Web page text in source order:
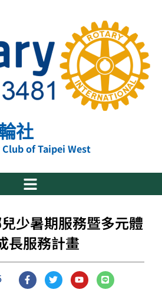
社
of Taipei West
少暑期服務暨多元體
長服務計畫
F
a
c
T
w
i
Y
o
u
L
i
n